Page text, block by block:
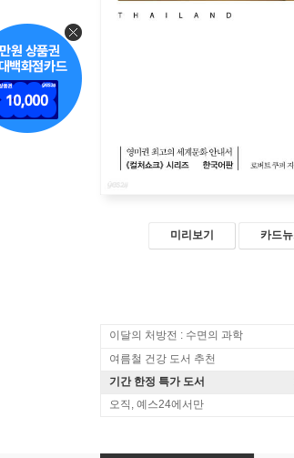
미리보기 카드
이달의 처방전 : 수면의 과학
여름철 건강 도서 추천
기간 한정 특가 도서
오직, 예스24에서만